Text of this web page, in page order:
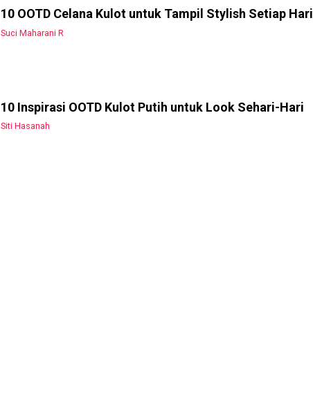
10 OOTD Celana Kulot untuk Tampil Stylish Setiap Hari
Suci Maharani R
10 Inspirasi OOTD Kulot Putih untuk Look Sehari-Hari
Siti Hasanah